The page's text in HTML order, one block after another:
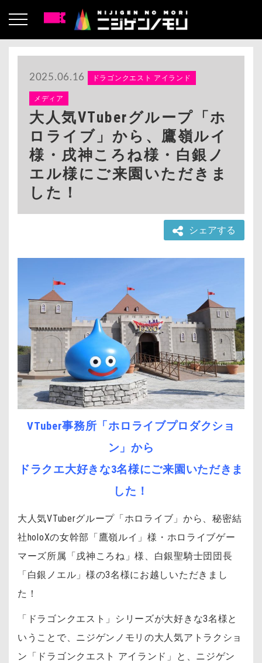
2025.06.16 ドラゴンクエスト アイランド
メディア
大人気VTuberグループ「ホ
ロライブ」から、鷹嶺ルイ
様・戌神ころね様・白銀ノ
エル様にご来園いただきま
した！
シェアする
VTuber事務所「ホロライブプロダクショ
ン」から
ドラクエ大好きな3名様にご来園いただきま
した！
大人気VTuberグループ「ホロライブ」から、秘密結
社holoXの女幹部「鷹嶺ルイ」様・ホロライブゲー
マーズ所属「戌神ころね」様、白銀聖騎士団団長
「白銀ノエル」様の3名様にお越しいただきまし
た！
「ドラゴンクエスト」シリーズが大好きな3名様と
いうことで、ニジゲンノモリの大人気アトラクショ
ン「ドラゴンクエスト アイランド」と、ニジゲン